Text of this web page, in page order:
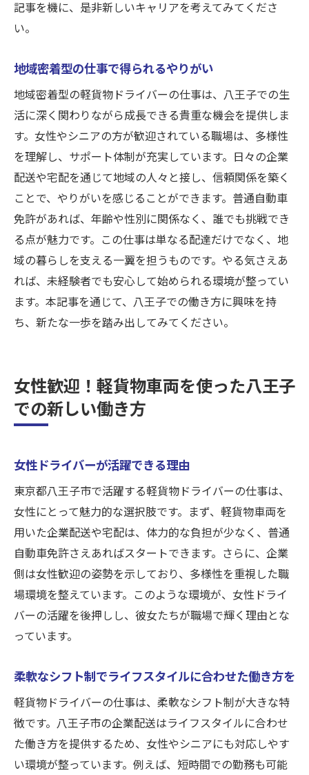
応募後のプロセスと流れ
記事を機に、是非新しいキャリアを考えてみてくださ
い。
地域密着型の仕事で得られるやりがい
地域密着型の軽貨物ドライバーの仕事は、八王子での生
活に深く関わりながら成長できる貴重な機会を提供しま
す。女性やシニアの方が歓迎されている職場は、多様性
を理解し、サポート体制が充実しています。日々の企業
配送や宅配を通じて地域の人々と接し、信頼関係を築く
ことで、やりがいを感じることができます。普通自動車
免許があれば、年齢や性別に関係なく、誰でも挑戦でき
る点が魅力です。この仕事は単なる配達だけでなく、地
域の暮らしを支える一翼を担うものです。やる気さえあ
れば、未経験者でも安心して始められる環境が整ってい
ます。本記事を通じて、八王子での働き方に興味を持
ち、新たな一歩を踏み出してみてください。
女性歓迎！軽貨物車両を使った八王子
での新しい働き方
女性ドライバーが活躍できる理由
東京都八王子市で活躍する軽貨物ドライバーの仕事は、
女性にとって魅力的な選択肢です。まず、軽貨物車両を
用いた企業配送や宅配は、体力的な負担が少なく、普通
自動車免許さえあればスタートできます。さらに、企業
側は女性歓迎の姿勢を示しており、多様性を重視した職
場環境を整えています。このような環境が、女性ドライ
バーの活躍を後押しし、彼女たちが職場で輝く理由とな
っています。
柔軟なシフト制でライフスタイルに合わせた働き方を
軽貨物ドライバーの仕事は、柔軟なシフト制が大きな特
徴です。八王子市の企業配送はライフスタイルに合わせ
た働き方を提供するため、女性やシニアにも対応しやす
い環境が整っています。例えば、短時間での勤務も可能